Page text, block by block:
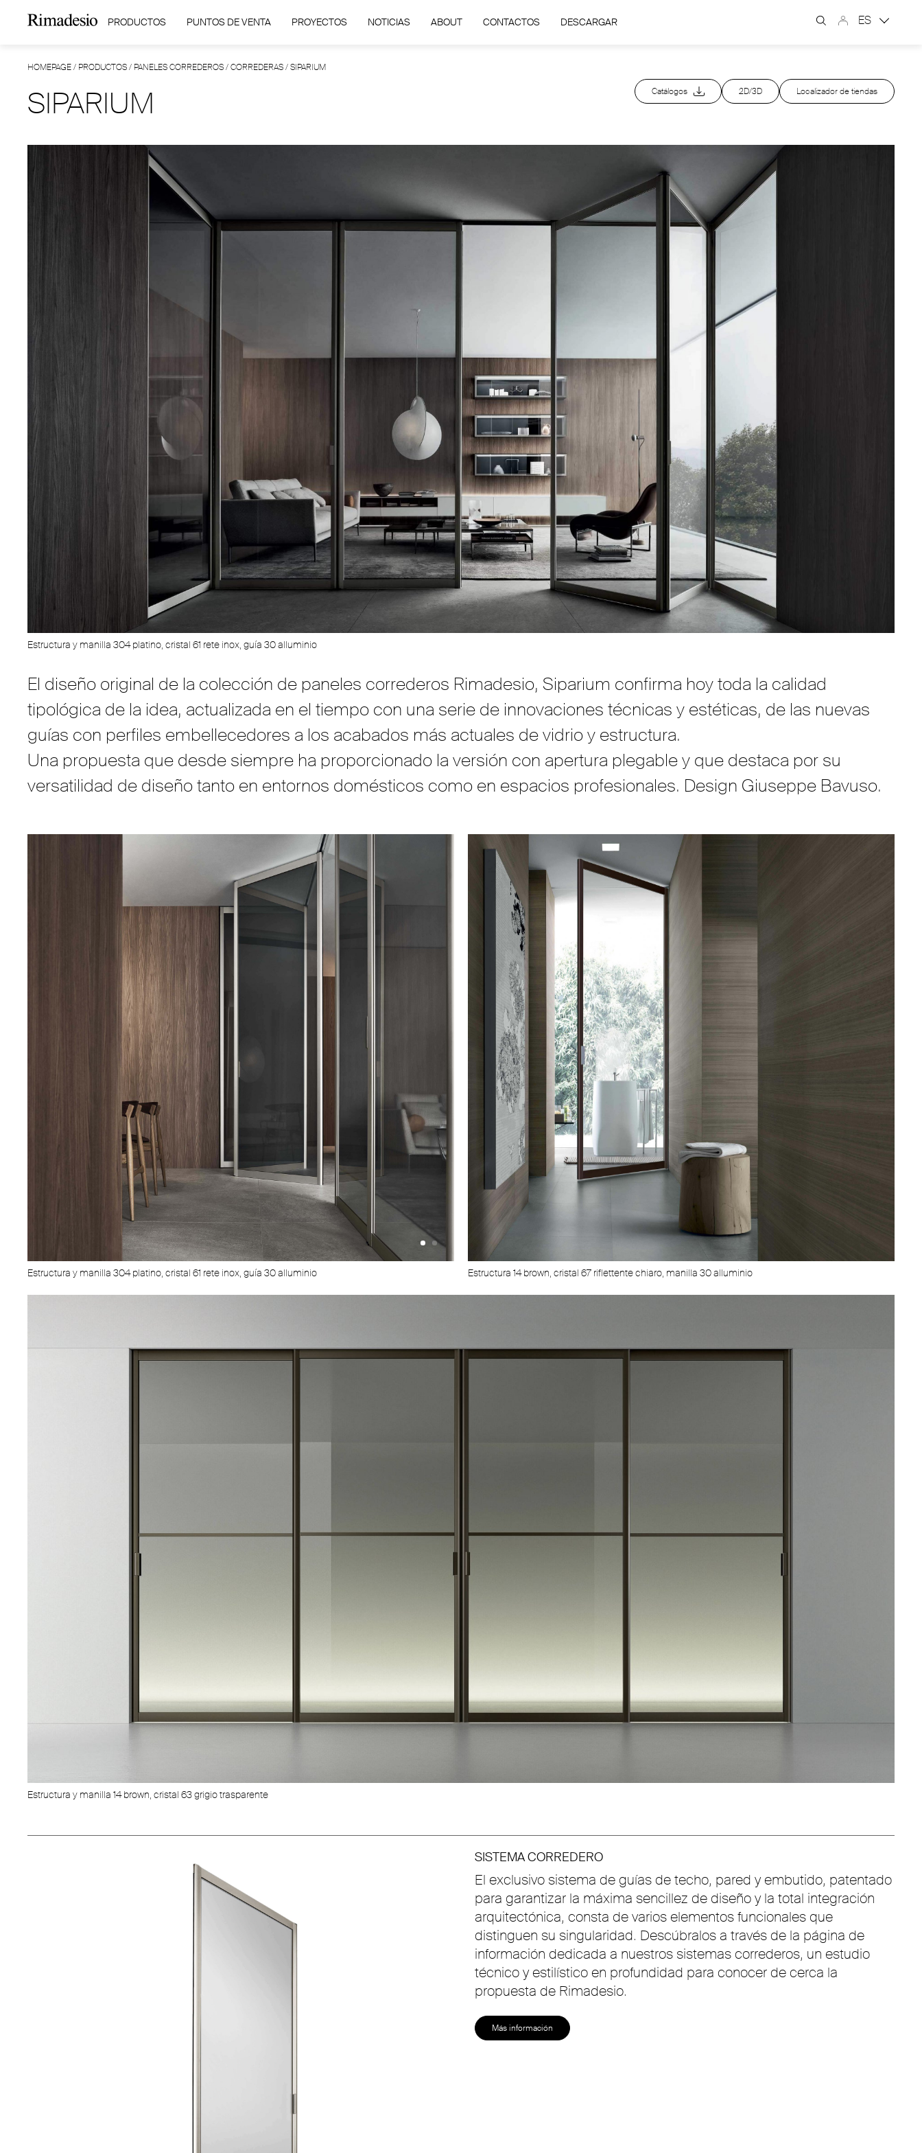
PRODUCTOS PUNTOS DE VENTA PROYECTOS NOTICIAS ABOUT CONTACTOS DESCARGAR ES
HOMEPAGE/ PRODUCTOS/ PANELES CORREDEROS/CORREDERAS/SIPARIUM
SIPARIUM Catálogos 2D/3D Localizador de tiendas
Estructura y manilla 304 platino, cristal 61 rete inox, guía 30 alluminio
El diseño original de la colección de paneles correderos Rimadesio, Siparium confirma hoy toda la calidad
tipológica de la idea, actualizada en el tiempo con una serie de innovaciones técnicas y estéticas, de las nuevas
guías con perfiles embellecedores a los acabados más actuales de vidrio y estructura.
Una propuesta que desde siempre ha proporcionado la versión con apertura plegable y que destaca por su
versatilidad de diseño tanto en entornos domésticos como en espacios profesionales. Design Giuseppe Bavuso.
Estructura y manilla 304 platino, cristal 61 rete inox, guía 30 alluminio Estructura 304 platino, cristal 61 rete inox, guía 30 alluminio
Estructura 14 brown, cristal 67 riflettente chiaro, manilla 30 alluminio
Estructura y manilla 14 brown, cristal 63 grigio trasparente
SISTEMA CORREDERO
El exclusivo sistema de guías de techo, pared y embutido, patentado
para garantizar la máxima sencillez de diseño y la total integración
arquitectónica, consta de varios elementos funcionales que
distinguen su singularidad. Descúbralos a través de la página de
información dedicada a nuestros sistemas correderos, un estudio
técnico y estilístico en profundidad para conocer de cerca la
propuesta de Rimadesio.
Más información